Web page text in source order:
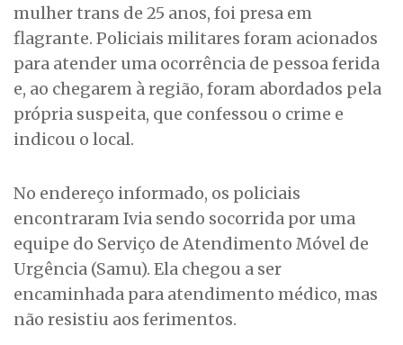
mulher trans de 25 anos, foi presa em
flagrante. Policiais militares foram acionados
para atender uma ocorrência de pessoa ferida
e, ao chegarem à região, foram abordados pela
própria suspeita, que confessou o crime e
indicou o local.
No endereço informado, os policiais
encontraram Ivia sendo socorrida por uma
equipe do Serviço de Atendimento Móvel de
Urgência (Samu). Ela chegou a ser
encaminhada para atendimento médico, mas
não resistiu aos ferimentos.